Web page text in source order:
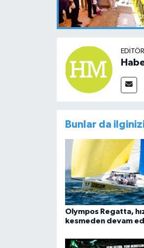
Bunlar da
Olympos Regatta,
kesmeden devam